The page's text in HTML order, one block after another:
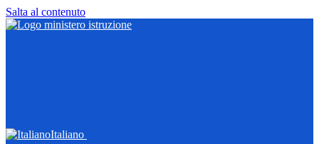
Salta al contenuto
Italiano